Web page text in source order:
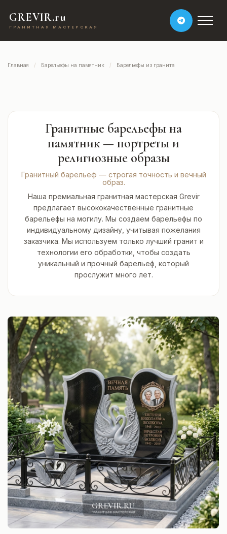
GREVIR.ru
ГРАНИТНАЯ МАСТЕРСКАЯ
Главная Барельефы на памятник Барельефы из гранита
Гранитные барельефы на
памятник — портреты и
религиозные образы
Гранитный барельеф — строгая точность и вечный
образ.
Наша премиальная гранитная мастерская Grevir
предлагает высококачественные гранитные
барельефы на могилу. Мы создаем барельефы по
индивидуальному дизайну, учитывая пожелания
заказчика. Мы используем только лучший гранит и
технологии его обработки, чтобы создать
уникальный и прочный барельеф, который
прослужит много лет.